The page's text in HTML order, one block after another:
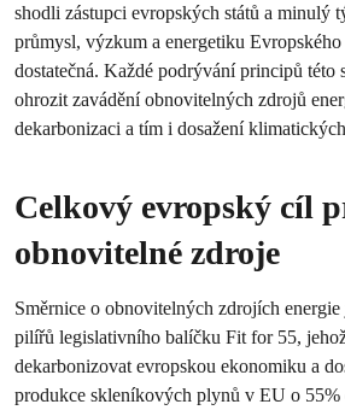
shodli zástupci evropských států a minulý
průmysl, výzkum a energetiku
dostatečná. Každé podrývání principů této
ohrozit zavádění obnovitelných zdrojů
dekarbonizaci a tím i dosažení
Celkový evropský cíl
obnovitelné zdroje
Směrnice o obnovitelných zdrojích
pilířů legislativního balíčku Fit for 55,
dekarbonizovat evropskou ekonomiku a
produkce skleníkových plynů v EU o 55%